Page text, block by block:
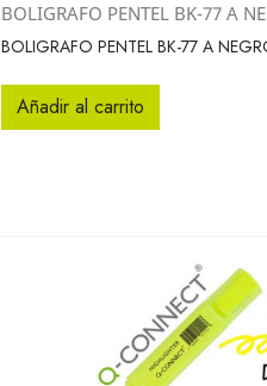
Vista rápida
BOLIGRAFO PENTEL BK-77 A
BOLIGRAFO PENTEL BK-77 A
Añadir al carrito